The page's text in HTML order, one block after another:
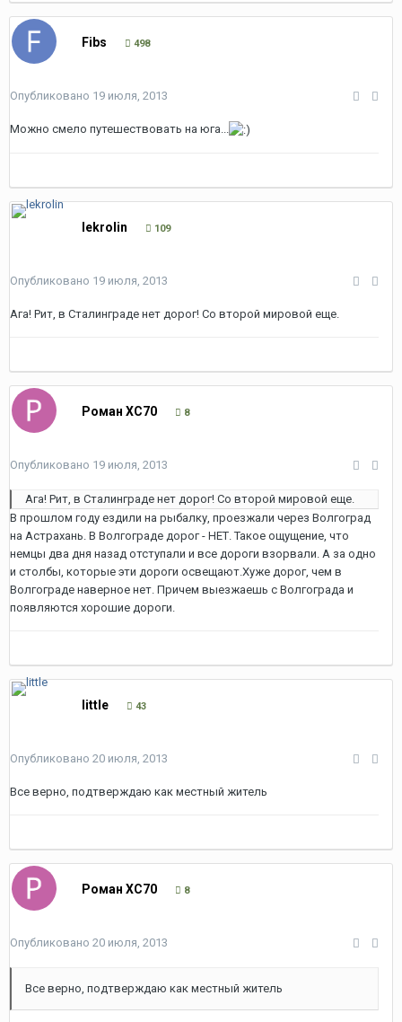
Fibs 498
Опубликовано 19 июля, 2013
Можно смело путешествовать на юга...
lekrolin 109
Опубликовано 19 июля, 2013
Ага! Рит, в Сталинграде нет дорог! Со второй мировой еще.
Роман XC70 8
Опубликовано 19 июля, 2013
Ага! Рит, в Сталинграде нет дорог! Со второй мировой еще.
В прошлом году ездили на рыбалку, проезжали через Волгоград
на Астрахань. В Волгограде дорог - НЕТ. Такое ощущение, что
немцы два дня назад отступали и все дороги взорвали. А за одно
и столбы, которые эти дороги освещают.Хуже дорог, чем в
Волгограде наверное нет. Причем выезжаешь с Волгограда и
появляются хорошие дороги.
little 43
Опубликовано 20 июля, 2013
Все верно, подтверждаю как местный житель
Роман XC70 8
Опубликовано 20 июля, 2013
Все верно, подтверждаю как местный житель